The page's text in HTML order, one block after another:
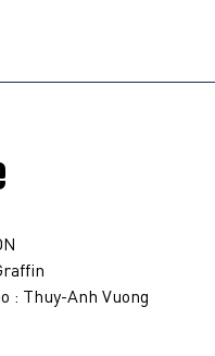
: Thuy-Anh Vuong